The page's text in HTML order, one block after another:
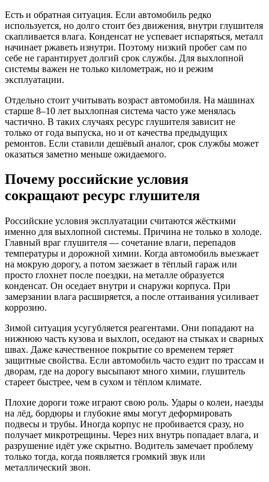
Есть и обратная ситуация. Если автомобиль редко
используется, но долго стоит без движения, внутри глушителя
скапливается влага. Конденсат не успевает испаряться, металл
начинает ржаветь изнутри. Поэтому низкий пробег сам по
себе не гарантирует долгий срок службы. Для выхлопной
системы важен не только километраж, но и режим
эксплуатации.
Отдельно стоит учитывать возраст автомобиля. На машинах
старше 8–10 лет выхлопная система часто уже менялась
частично. В таких случаях ресурс глушителя зависит не
только от года выпуска, но и от качества предыдущих
ремонтов. Если ставили дешёвый аналог, срок службы может
оказаться заметно меньше ожидаемого.
Почему российские условия
сокращают ресурс глушителя
Российские условия эксплуатации считаются жёсткими
именно для выхлопной системы. Причина не только в холоде.
Главный враг глушителя — сочетание влаги, перепадов
температуры и дорожной химии. Когда автомобиль выезжает
на мокрую дорогу, а потом заезжает в тёплый гараж или
просто глохнет после поездки, на металле образуется
конденсат. Он оседает внутри и снаружи корпуса. При
замерзании влага расширяется, а после оттаивания усиливает
коррозию.
Зимой ситуация усугубляется реагентами. Они попадают на
нижнюю часть кузова и выхлоп, оседают на стыках и сварных
швах. Даже качественное покрытие со временем теряет
защитные свойства. Если автомобиль часто ездит по трассам и
дворам, где на дорогу высыпают много химии, глушитель
стареет быстрее, чем в сухом и тёплом климате.
Плохие дороги тоже играют свою роль. Удары о колеи, наезды
на лёд, бордюры и глубокие ямы могут деформировать
подвесы и трубы. Иногда корпус не пробивается сразу, но
получает микротрещины. Через них внутрь попадает влага, и
разрушение идёт уже скрытно. Водитель замечает проблему
только тогда, когда появляется громкий звук или
металлический звон.